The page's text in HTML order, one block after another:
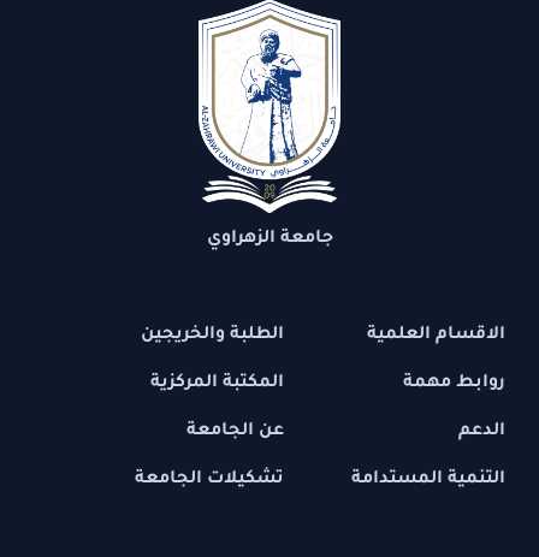
جامعة الزهراوي
الاقسام العلمية
روابط مهمة
الدعم
التنمية المستدامة
الطلبة والخريجين
المكتبة المركزية
عن الجامعة
تشكيلات الجامعة